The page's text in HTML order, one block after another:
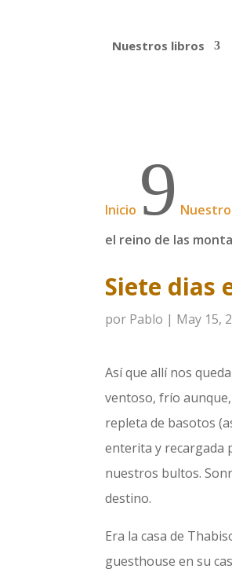
Nuestros libros
Inicio 9
el reino de las
Siete dias
por Pablo | May 15,
Así que allí nos
ventoso, frío
repleta de basotos
enterita y recargada
nuestros bultos.
destino.
Era la casa de
guesthouse en su